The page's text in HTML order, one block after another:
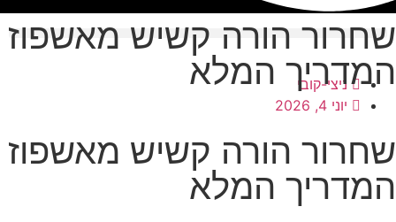
שחרור הורה קשיש מאשפוז
המדריך המלא
ניצי-קובי
יוני 4, 2026
שחרור הורה קשיש מאשפוז
המדריך המלא